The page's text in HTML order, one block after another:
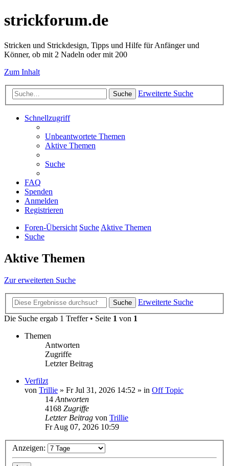
strickforum.de
Stricken und Strickdesign, Tipps und Hilfe für Anfänger und
Könner, ob mit 2 Nadeln oder mit 200
Zum Inhalt
Suche Erweiterte Suche
Schnellzugriff
Unbeantwortete Themen
Aktive Themen
Suche
FAQ
Spenden
Anmelden
Registrieren
Foren-Übersicht SucheAktive Themen
Suche
Aktive Themen
Zur erweiterten Suche
Suche
Erweiterte Suche
Die Suche ergab 1 Treffer • Seite 1 von 1
Themen
Antworten
Zugriffe
Letzter Beitrag
Verfilzt
von Trillie » Fr Jul 31, 2026 14:52 » in Off Topic
14 Antworten
4168 Zugriffe
Letzter Beitrag von Trillie
Fr Aug 07, 2026 10:59
Anzeigen: